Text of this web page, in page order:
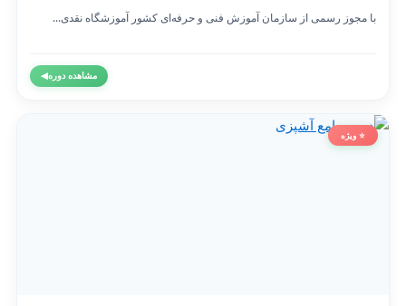
با مجوز رسمی از سازمان آموزش فنی و حرفه‌ای کشور آموزشگاه نقدی...
مشاهده دوره◀
⭐ ویژه